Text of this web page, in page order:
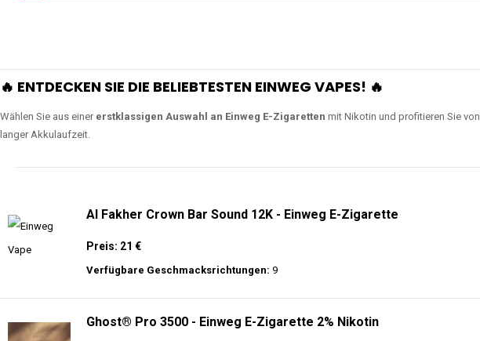
🔥 ENTDECKEN SIE DIE BELIEBTESTEN EINWEG VAPES! 🔥
Wählen Sie aus einer erstklassigen Auswahl an Einweg E-Zigaretten mit Nikotin und profitieren Sie von
langer Akkulaufzeit.
Al Fakher Crown Bar Sound 12K - Einweg E-Zigarette
Preis: 21 €
Verfügbare Geschmacksrichtungen: 9
Ghost® Pro 3500 - Einweg E-Zigarette 2% Nikotin